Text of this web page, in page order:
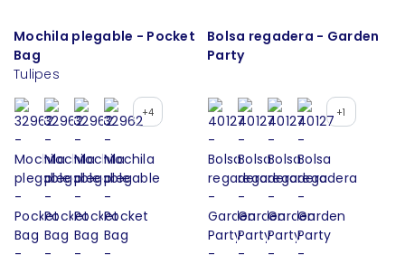
Mochila plegable - Pocket
Bag
Tulipes
+4
Bolsa regadera - Garden
Party
+1